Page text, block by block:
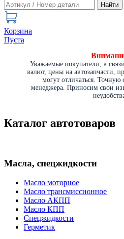
Найти
Корзина
Пуста
Уважаемые покупатели, в
валют, цены на автозапчасти,
могут отличаться. Точную
менеджера. Приносим свои
Каталог автотоваров
Масла, спецжидкости
Масло моторное
Масло трансмиссионное
Масло АКПП
Масло КПП
Спецжидкости
Герметик